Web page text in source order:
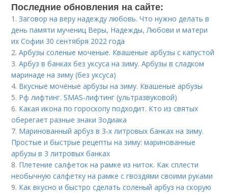
Последние обновления на сайте:
1.Заговор на веру надежду любовь. Что нужно делать в
день памяти мучениц Веры, Надежды, Любови и матери
их Софии 30 сентября 2022 года
2.Арбузы соленые моченые. Квашеные арбузы с капустой
3.Арбуз в банках без уксуса на зиму. Арбузы в сладком
маринаде на зиму (без уксуса)
4. Вкусные мочёные арбузы на зиму. Квашеные арбузы
5. Рф лифтинг. SMAS-лифтинг (ультразвуковой)
6. Какая икона по гороскопу подходит. Кто из святых
оберегает разные знаки Зодиака
7. Маринованный арбуз в 3-х литровых банках на зиму.
Простые и быстрые рецепты на зиму: маринованные
арбузы в 3 литровых банках
8. Плетение салфеток на рамке из ниток. Как сплести
необычную салфетку на рамке с гвоздями своими руками
9. Как вкусно и быстро сделать соленый арбуз на скорую